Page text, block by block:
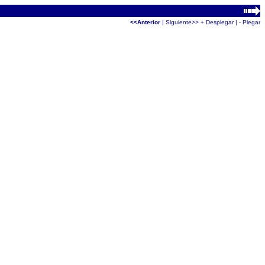
<<Anterior | Siguiente>> + Desplegar| - Plegar